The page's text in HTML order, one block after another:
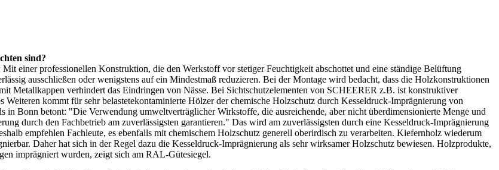
sind?
einer professionellen Konstruktion, die den Werkstoff vor stetiger Feuchtigkeit abschottet und eine ständige Belüftung
ausschließen oder wenigstens auf ein Mindestmaß reduzieren. Bei der Montage wird bedacht, dass die Holzkonstruktionen
Metallkappen verhindert das Eindringen von Nässe. Bei Sichtschutzelementen von SCHEERER z.B. ist konstruktiver
kommt für sehr belastetekontaminierte Hölzer der chemische Holzschutz durch Kesseldruck-Imprägnierung von
Bonn betont: "Die Verwendung umweltverträglicher Wirkstoffe, die ausreichende, aber nicht überdimensionierte Menge und
durch den Fachbetrieb am zuverlässigsten garantieren." Das wird am zuverlässigsten durch eine Kesseldruck-Imprägnierung
empfehlen Fachleute, es ebenfalls mit chemischem Holzschutz generell oberirdisch zu verarbeiten. Kiefernholz wiederum
Daher hat sich in der Regel dazu die Kesseldruck-Imprägnierung als sehr wirksamer Holzschutz bewiesen. Holzprodukte,
imprägniert wurden, zeigt sich am RAL-Gütesiegel.